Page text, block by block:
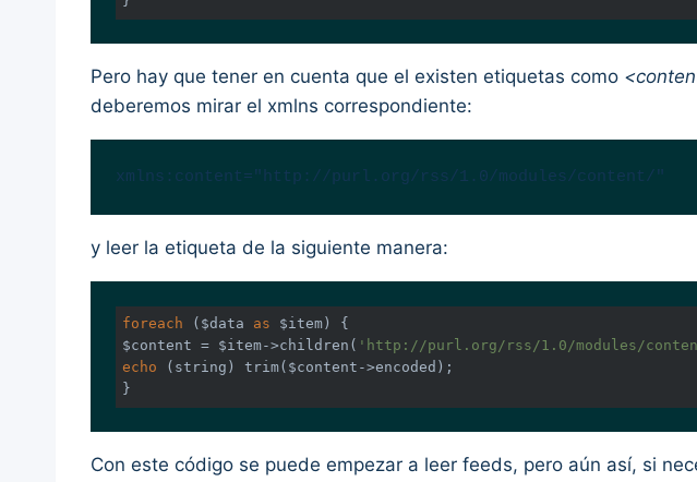
Pero hay que tener en cuenta que el existen etiquetas como
deberemos mirar el xmlns correspondiente:
xmlns:content="http://purl.org/rss/1.0/modules/content/"
y leer la etiqueta de la siguiente manera:
foreach ($data as $item) {
$content = $item->children( 'http://purl.org/rss/1.0/modules/
echo (string) trim($content->encoded);
}
Con este código se puede empezar a leer feeds, pero aún así, si